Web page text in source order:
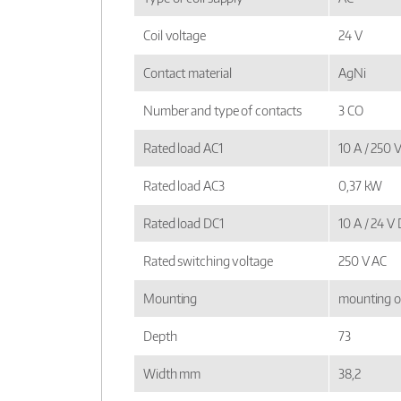
Coil voltage 24 V
Contact material AgNi
Number and type of contacts 3 CO
Rated load AC1 10 A / 250
Rated load AC3 0,37 kW
Rated load DC1 10 A / 24 V
Rated switching voltage 250 V AC
Mounting mounting
Depth 73
Width mm 38,2